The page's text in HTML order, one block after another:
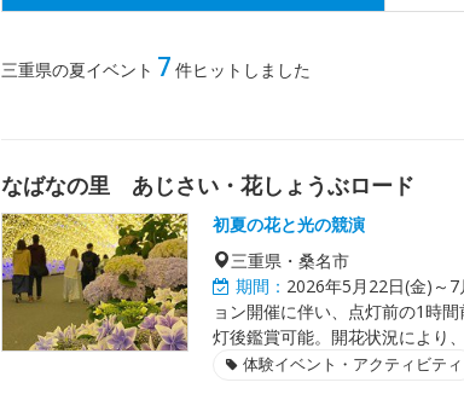
三重県の夏イベント 7 件ヒットしました
なばなの里 あじさい・花しょうぶロード
初夏の花と光の競演
三重県・桑名市
期間： 2026年5月22日(金)～
ョン開催に伴い、点灯前の1時
灯後鑑賞可能。開花状況により
体験イベント・アクティビティ